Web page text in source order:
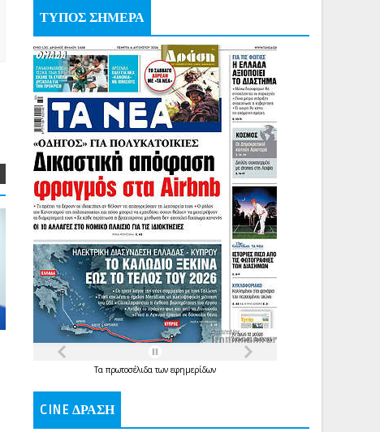
ΤΥΠΟΣ ΣΗΜΕΡΑ
Τα πρωτοσέλιδατων εφημερίδων
CINE ΔΡΑΣΗ